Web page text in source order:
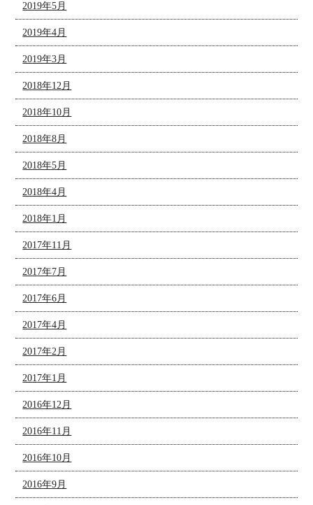
2019年5月
2019年4月
2019年3月
2018年12月
2018年10月
2018年8月
2018年5月
2018年4月
2018年1月
2017年11月
2017年7月
2017年6月
2017年4月
2017年2月
2017年1月
2016年12月
2016年11月
2016年10月
2016年9月